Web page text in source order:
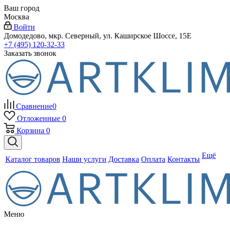
Ваш город
Москва
Войти
Домодедово, мкр. Северный, ул. Каширское Шоссе, 15Е
+7 (495) 120-32-33
Заказать звонок
Сравнение0
Отложенные 0
Корзина 0
Каталог товаров Наши услуги Доставка Оплата Контакты Ещё
Меню